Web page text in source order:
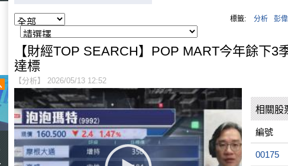
標籤: 分析 彭
【財經TOP SEARCH】POP MART今年餘下3
達標
【分析】 2026/05/13 12:52
相關股
編號
00175